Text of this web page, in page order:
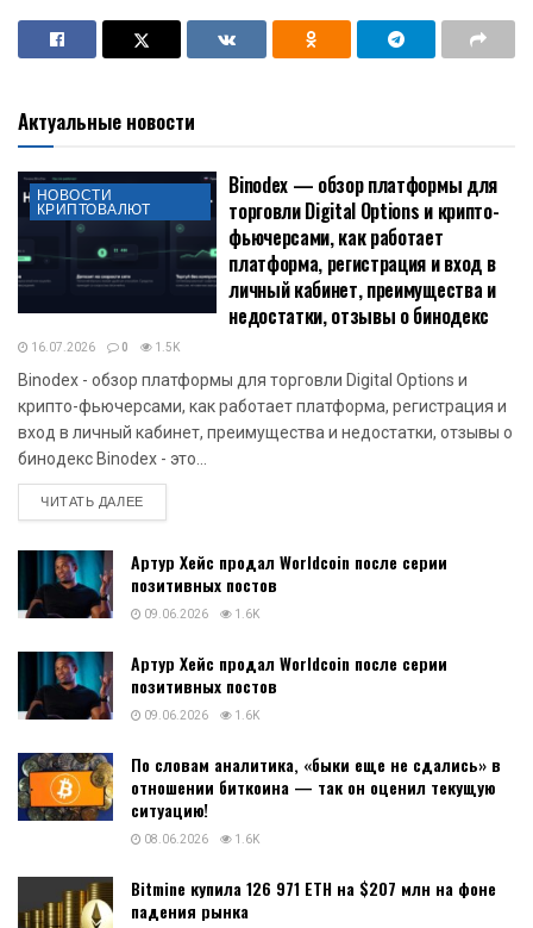
Актуальные новости
НОВОСТИ
КРИПТОВАЛЮТ
Binodex — обзор платформы для
торговли Digital Options и крипто-
фьючерсами, как работает
платформа, регистрация и вход в
личный кабинет, преимущества и
недостатки, отзывы о бинодекс
16.07.2026 0 1.5K
Binodex - обзор платформы для торговли Digital Options и
крипто-фьючерсами, как работает платформа, регистрация и
вход в личный кабинет, преимущества и недостатки, отзывы о
бинодекс Binodex - это...
ЧИТАТЬ ДАЛЕЕDETAILS
Артур Хейс продал Worldcoin после серии
позитивных постов
09.06.2026 1.6K
Артур Хейс продал Worldcoin после серии
позитивных постов
09.06.2026 1.6K
По словам аналитика, «быки еще не сдались» в
отношении биткоина — так он оценил текущую
ситуацию!
08.06.2026 1.6K
Bitmine купила 126 971 ETH на $207 млн на фоне
падения рынка